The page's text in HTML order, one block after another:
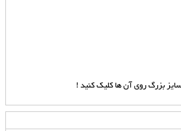
بزرگ روی آن ها کلیک کنید !